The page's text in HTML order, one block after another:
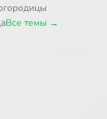
Все темы →